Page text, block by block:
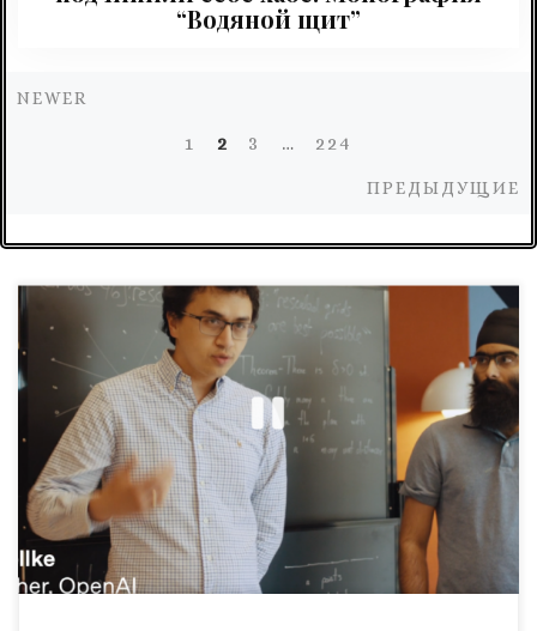
“Водяной щит”
Навигация
записям
Newer
NEWER
1 2 3 …
224
ПРЕДЫДУЩИЕ
20 мая OpenAI сообщила о важном событии на стыке
искусственного интеллекта и математики: одна из её
внутренних моделей опровергла давнюю гипотезу в
дискретной геометрии, связанную с так называемой
проблемой единичных расстояний. Эта задача была
сформулирована Полом Эрдёшем в 1946 году. Вопрос
звучит deceptively просто: если разместить на плоскости
n точек, […]